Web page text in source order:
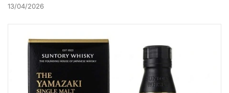
13/04/2026